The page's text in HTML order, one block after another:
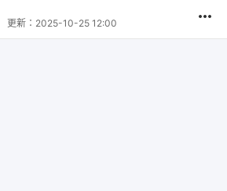
更新： 2025-10-25 12:00